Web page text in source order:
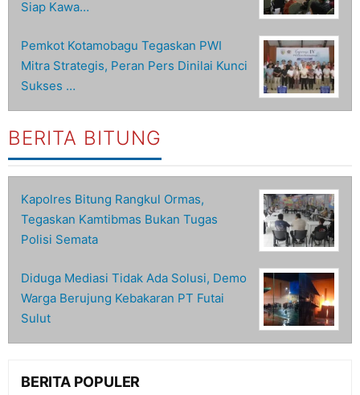
Siap Kawa…
Pemkot Kotamobagu Tegaskan PWI
Mitra Strategis, Peran Pers Dinilai Kunci
Sukses …
BERITA BITUNG
Kapolres Bitung Rangkul Ormas,
Tegaskan Kamtibmas Bukan Tugas
Polisi Semata
Diduga Mediasi Tidak Ada Solusi, Demo
Warga Berujung Kebakaran PT Futai
Sulut
BERITA POPULER